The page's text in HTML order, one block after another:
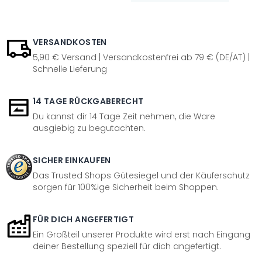
VERSANDKOSTEN
5,90 € Versand | Versandkostenfrei ab 79 € (DE/AT) |
Schnelle Lieferung
14 TAGE RÜCKGABERECHT
Du kannst dir 14 Tage Zeit nehmen, die Ware
ausgiebig zu begutachten.
SICHER EINKAUFEN
Das Trusted Shops Gütesiegel und der Käuferschutz
sorgen für 100%ige Sicherheit beim Shoppen.
FÜR DICH ANGEFERTIGT
Ein Großteil unserer Produkte wird erst nach Eingang
deiner Bestellung speziell für dich angefertigt.